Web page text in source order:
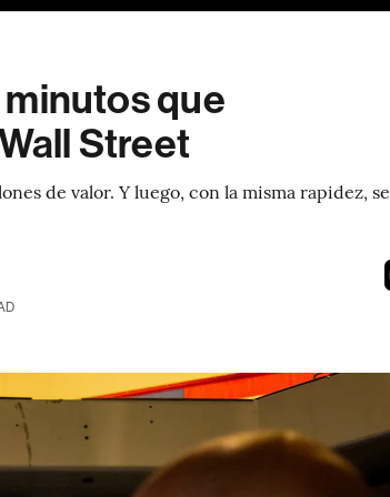
minutos que
Street
de valor. Y luego, con la misma rapidez, se